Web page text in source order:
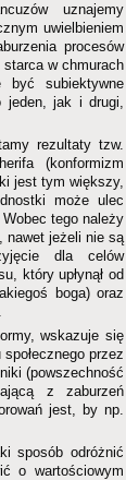
uznajemy
uwielbieniem
procesów
w chmurach
być subiektywne
jeden, jak i drugi,
rezultaty tzw.
(konformizm
jest tym większy,
może ulec
tego należy
nawet jeżeli nie są
dla celów
który upłynął od
boga) oraz
wskazuje się
przez
(powszechność
z zaburzeń
jest, by np.
sposób odróżnić
o wartościowym